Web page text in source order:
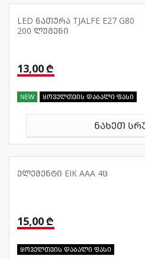
LED ნათურა TJALFE E27 G80
200 ლუმენი
13,00 ₾
NEW ყოველთვის დაბალი ფასი
ნახეთ
ელემენტი EIK AAA 4ც
15,00 ₾
ყოველთვის დაბალი ფასი